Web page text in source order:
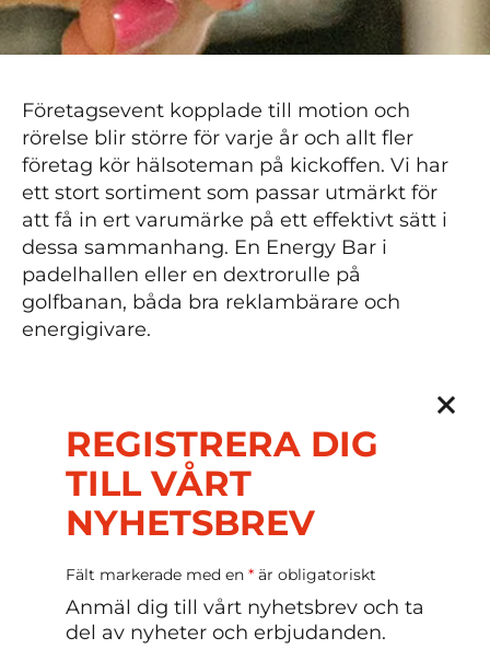
Företagsevent kopplade till motion och
rörelse blir större för varje år och allt fler
företag kör hälsoteman på kickoffen. Vi har
ett stort sortiment som passar utmärkt för
att få in ert varumärke på ett effektivt sätt i
dessa sammanhang. En Energy Bar i
padelhallen eller en dextrorulle på
golfbanan, båda bra reklambärare och
energigivare.
Corny
Dextrorullar
REGISTRERA DIG
TILL VÅRT
NYHETSBREV
Fält markerade med en * är obligatoriskt
Anmäl dig till vårt nyhetsbrev och ta
del av nyheter och erbjudanden.